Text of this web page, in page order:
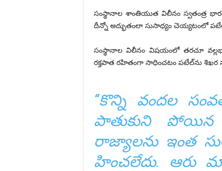
సంస్థానాల శాంతియుత విలీనం స్వతంత్ర
దీన్నో అద్భుతంలా సుసాధ్యం చెయ్యటంలో
సంస్థానాల విలీనం విషయంలో తరచూ
రక్తపాత రహితంగా సాధించటం పటేల్‌ను శిఖర
‘‘కొన్ని వందల
పాతుకుని
రాజ్యాలను ఇంత
హించలేదు. ఆరు